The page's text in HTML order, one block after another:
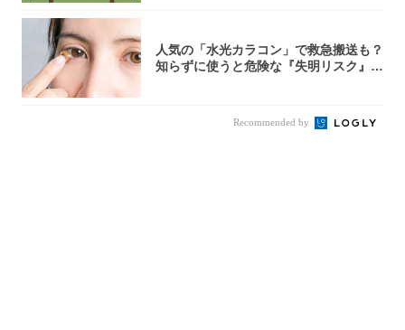
人気の「水光カラコン」で救急搬送も？
知らずに使うと危険な『失明リスク』と
Recommended by